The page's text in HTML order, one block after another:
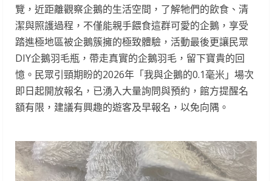
覽，近距離觀察企鵝的生活空間，了解牠們的飲食、清
潔與照護過程，不僅能親手餵食這群可愛的企鵝，享受
踏進極地區被企鵝簇擁的極致體驗，活動最後更讓民眾
DIY企鵝羽毛瓶，帶走真實的企鵝羽毛，留下寶貴的回
憶。民眾引頸期盼的2026年「我與企鵝的0.1毫米」場次
即日起開放報名，已湧入大量詢問與預約，館方提醒名
額有限，建議有興趣的遊客及早報名，以免向隅。